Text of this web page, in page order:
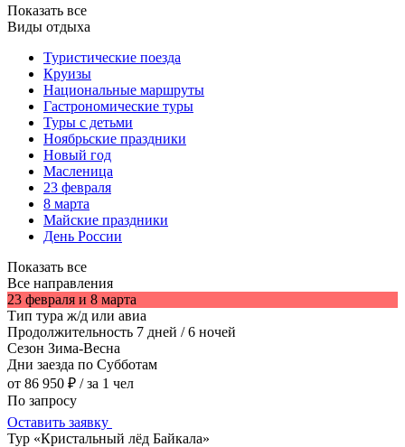
Показать все
Виды отдыха
Туристические поезда
Круизы
Национальные маршруты
Гастрономические туры
Туры с детьми
Ноябрьские праздники
Новый год
Масленица
23 февраля
8 марта
Майские праздники
День России
Показать все
Все направления
23 февраля и 8 марта
Тип тура ж/д или авиа
Продолжительность 7 дней / 6 ночей
Сезон Зима-Весна
Дни заезда по Субботам
от 86 950 ₽ / за 1 чел
По запросу
Оставить заявку
Тур «Кристальный лёд Байкала»